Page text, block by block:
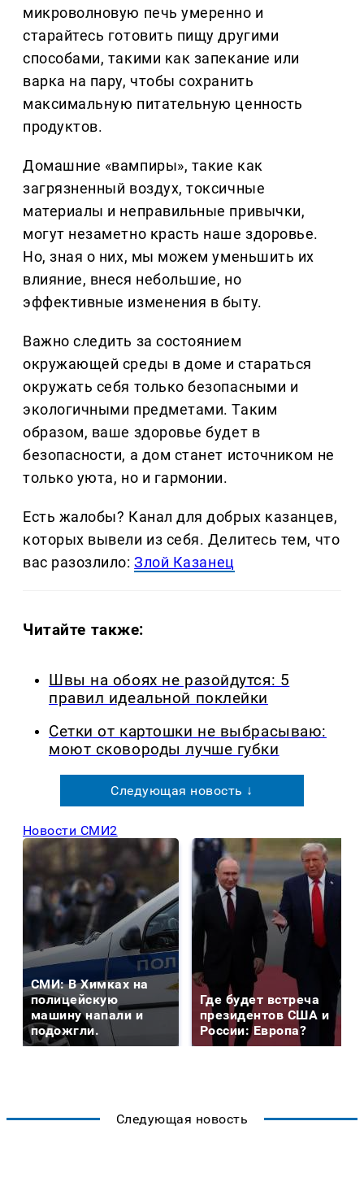
микроволновую печь умеренно и
старайтесь готовить пищу другими
способами, такими как запекание или
варка на пару, чтобы сохранить
максимальную питательную ценность
продуктов.
Домашние «вампиры», такие как
загрязненный воздух, токсичные
материалы и неправильные привычки,
могут незаметно красть наше здоровье.
Но, зная о них, мы можем уменьшить их
влияние, внеся небольшие, но
эффективные изменения в быту.
Важно следить за состоянием
окружающей среды в доме и стараться
окружать себя только безопасными и
экологичными предметами. Таким
образом, ваше здоровье будет в
безопасности, а дом станет источником не
только уюта, но и гармонии.
Есть жалобы? Канал для добрых казанцев,
которых вывели из себя. Делитеcь тем, что
вас разозлило:Злой Казанец
Читайте также:
Швы на обоях не разойдутся: 5
правил идеальной поклейки
Сетки от картошки не выбрасываю:
моют сковороды лучше губки
Следующая новость ↓
Новости СМИ2
СМИ: В Химках на
полицейскую
машину напали и
подожгли.
Где будет встреча
президентов США и
России: Европа?
Следующая новость